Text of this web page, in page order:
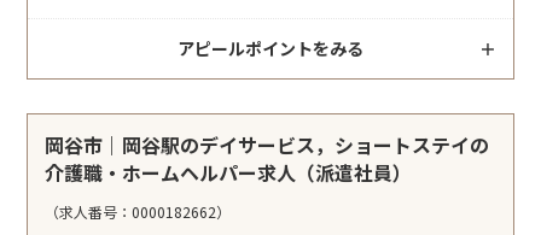
アピールポイントをみる
岡谷市｜岡谷駅のデイサービス，ショートステイの
介護職・ホームヘルパー求人（派遣社員）
（求人番号：0000182662）